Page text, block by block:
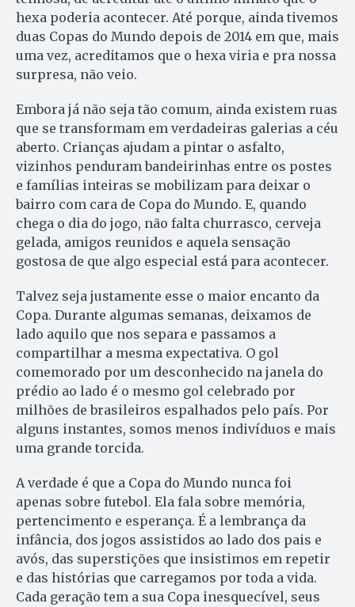
hexa poderia acontecer. Até porque, ainda tivemos
duas Copas do Mundo depois de 2014 em que, mais
uma vez, acreditamos que o hexa viria e pra nossa
surpresa, não veio.
Embora já não seja tão comum, ainda existem ruas
que se transformam em verdadeiras galerias a céu
aberto. Crianças ajudam a pintar o asfalto,
vizinhos penduram bandeirinhas entre os postes
e famílias inteiras se mobilizam para deixar o
bairro com cara de Copa do Mundo. E, quando
chega o dia do jogo, não falta churrasco, cerveja
gelada, amigos reunidos e aquela sensação
gostosa de que algo especial está para acontecer.
Talvez seja justamente esse o maior encanto da
Copa. Durante algumas semanas, deixamos de
lado aquilo que nos separa e passamos a
compartilhar a mesma expectativa. O gol
comemorado por um desconhecido na janela do
prédio ao lado é o mesmo gol celebrado por
milhões de brasileiros espalhados pelo país. Por
alguns instantes, somos menos indivíduos e mais
uma grande torcida.
A verdade é que a Copa do Mundo nunca foi
apenas sobre futebol. Ela fala sobre memória,
pertencimento e esperança. É a lembrança da
infância, dos jogos assistidos ao lado dos pais e
avós, das superstições que insistimos em repetir
e das histórias que carregamos por toda a vida.
Cada geração tem a sua Copa inesquecível, seus